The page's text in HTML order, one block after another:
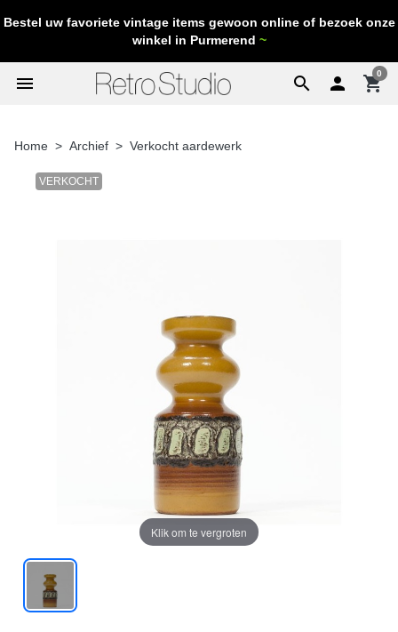
Bestel uw favoriete vintage items gewoon online of bezoek onze
winkel in Purmerend ~
search
menu  shopping_cart
0
Home Archief Verkocht aardewerk
VERKOCHT
Klik om te vergroten